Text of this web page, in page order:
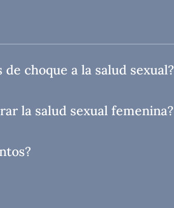
choque a la salud sexual?
la salud sexual femenina?